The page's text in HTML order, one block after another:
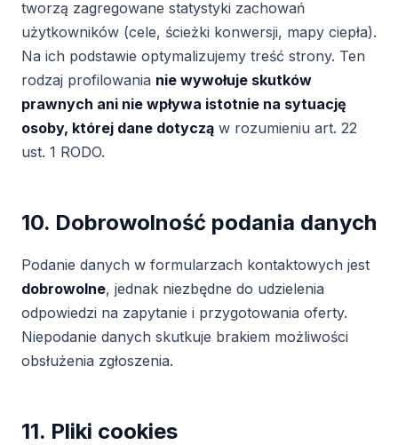
tworzą zagregowane statystyki zachowań
użytkowników (cele, ścieżki konwersji, mapy ciepła).
Na ich podstawie optymalizujemy treść strony. Ten
rodzaj profilowania nie wywołuje skutków
prawnych ani nie wpływa istotnie na sytuację
osoby, której dane dotyczą w rozumieniu art. 22
ust. 1 RODO.
10. Dobrowolność podania danych
Podanie danych w formularzach kontaktowych jest
dobrowolne, jednak niezbędne do udzielenia
odpowiedzi na zapytanie i przygotowania oferty.
Niepodanie danych skutkuje brakiem możliwości
obsłużenia zgłoszenia.
11. Pliki cookies